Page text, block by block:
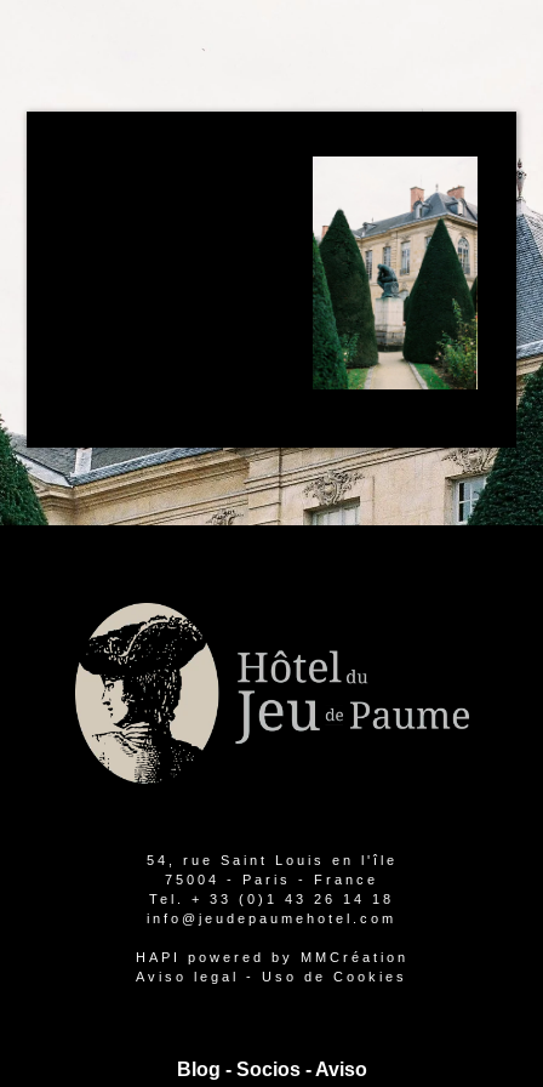
54, rue Saint Louis en l'île
75004 - Paris - France
Tel. + 33 (0)1 43 26 14 18
info@jeudepaumehotel.com
HAPI powered by MMCréation
Aviso legal
- Uso de Cookies
Blog - Socios-Aviso